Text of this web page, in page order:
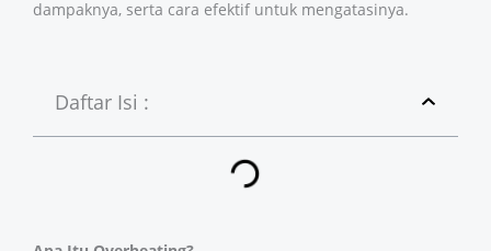
dampaknya, serta cara efektif untuk mengatasinya.
Daftar Isi :